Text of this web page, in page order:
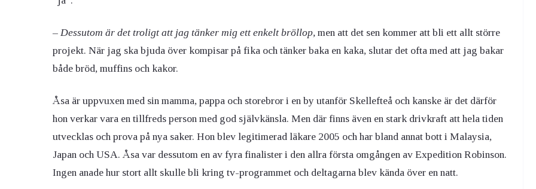
– Dessutom är det troligt att jag tänker mig ett enkelt bröllop, men att det sen kommer att bli ett allt större
projekt. När jag ska bjuda över kompisar på fika och tänker baka en kaka, slutar det ofta med att jag bakar
både bröd, muffins och kakor.
Åsa är uppvuxen med sin mamma, pappa och storebror i en by utanför Skellefteå och kanske är det därför
hon verkar vara en tillfreds person med god självkänsla. Men där finns även en stark drivkraft att hela tiden
utvecklas och prova på nya saker. Hon blev legitimerad läkare 2005 och har bland annat bott i Malaysia,
Japan och USA. Åsa var dessutom en av fyra finalister i den allra första omgången av Expedition Robinson.
Ingen anade hur stort allt skulle bli kring tv-programmet och deltagarna blev kända över en natt.